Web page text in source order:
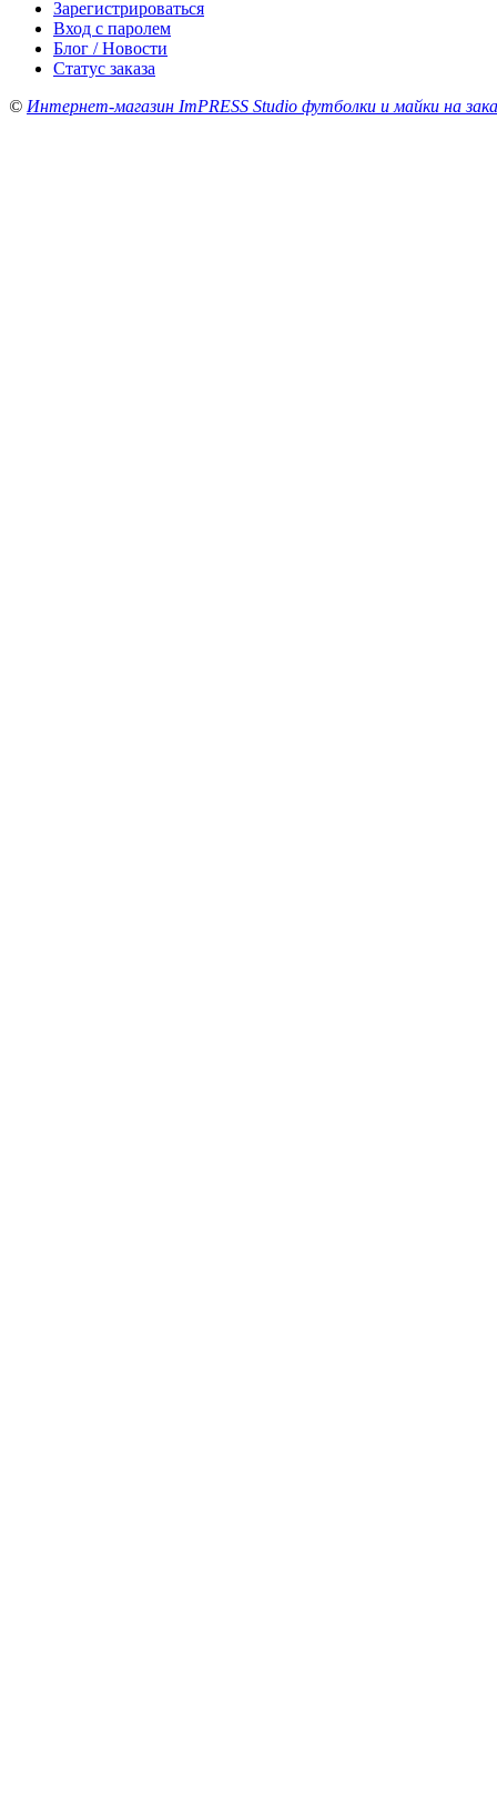
Зарегистрироваться
Вход с паролем
Блог / Новости
Статус заказа
© Интернет-магазин ImPRESS Studio футболки и майки на